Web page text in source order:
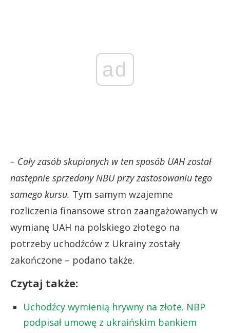
ad
– Cały zasób skupionych w ten sposób UAH został
następnie sprzedany NBU przy zastosowaniu tego
samego kursu. Tym samym wzajemne
rozliczenia finansowe stron zaangażowanych w
wymianę UAH na polskiego złotego na
potrzeby uchodźców z Ukrainy zostały
zakończone – podano także.
Czytaj także:
Uchodźcy wymienią hrywny na złote. NBP
podpisał umowę z ukraińskim bankiem